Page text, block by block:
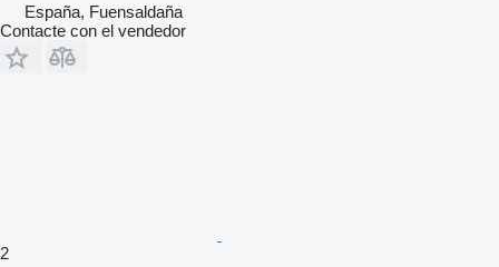
España, Fuensaldaña
Contacte con el vendedor
2